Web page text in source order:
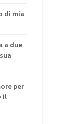
di mia
a due
per
il